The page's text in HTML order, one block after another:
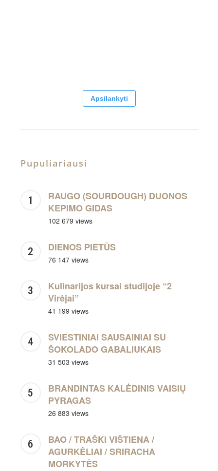
Apsilankyti
Pupuliariausi
RAUGO (SOURDOUGH) DUONOS
KEPIMO GIDAS
102 679 views
DIENOS PIETŪS
76 147 views
Kulinarijos kursai studijoje “2
Virėjai”
41 199 views
SVIESTINIAI SAUSAINIAI SU
ŠOKOLADO GABALIUKAIS
31 503 views
BRANDINTAS KALĖDINIS VAISIŲ
PYRAGAS
26 883 views
BAO / TRAŠKI VIŠTIENA /
AGURKĖLIAI / SRIRACHA
MORKYTĖS